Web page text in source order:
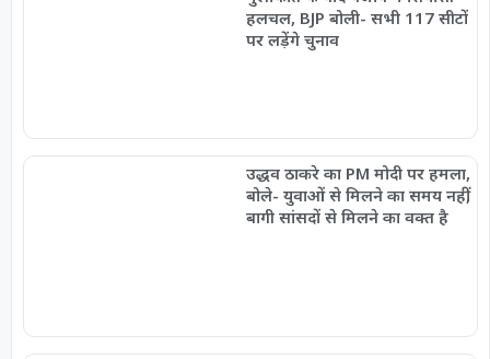
हलचल, BJP बोली- सभी 117 सीटों
पर लड़ेंगे चुनाव
उद्धव ठाकरे का PM मोदी पर हमला,
बोले- युवाओं से मिलने का समय नहीं,
बागी सांसदों से मिलने का वक्त है